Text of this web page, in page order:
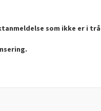
som ikke er i